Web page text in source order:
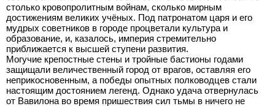
столько кровопролитным войнам, сколько мирным
достижениям великих учёных. Под патронатом царя и его
мудрых советников в городе процветали культура и
образование, и, казалось, империя стремительно
приближается к высшей ступени развития.
Могучие крепостные стены и тройные бастионы годами
защищали величественный город от врагов, оставляя его
неприкосновенным, а победы опытных полководцев стали
настоящим достоянием легенд. Однако удача отвернулась
от Вавилона во время пришествия сил тьмы в ничего не